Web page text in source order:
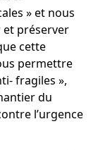
» et nous
préserver
cette
permettre
fragiles »,
du
l’urgence